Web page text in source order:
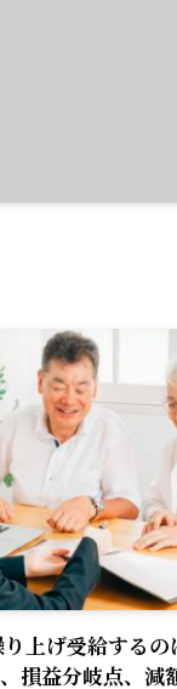
上げ受給するの
損益分岐点、減